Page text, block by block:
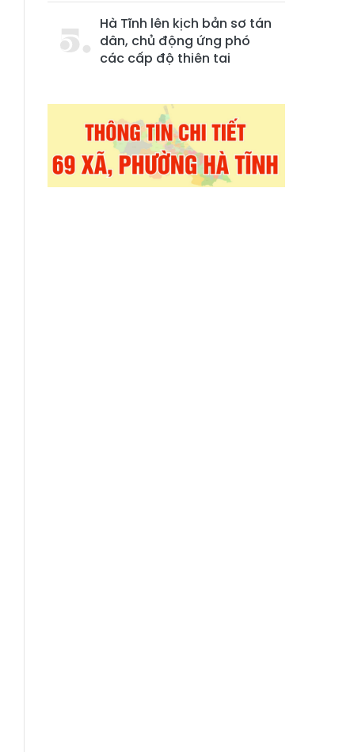
Hà Tĩnh lên kịch bản sơ tán
dân, chủ động ứng phó
các cấp độ thiên tai